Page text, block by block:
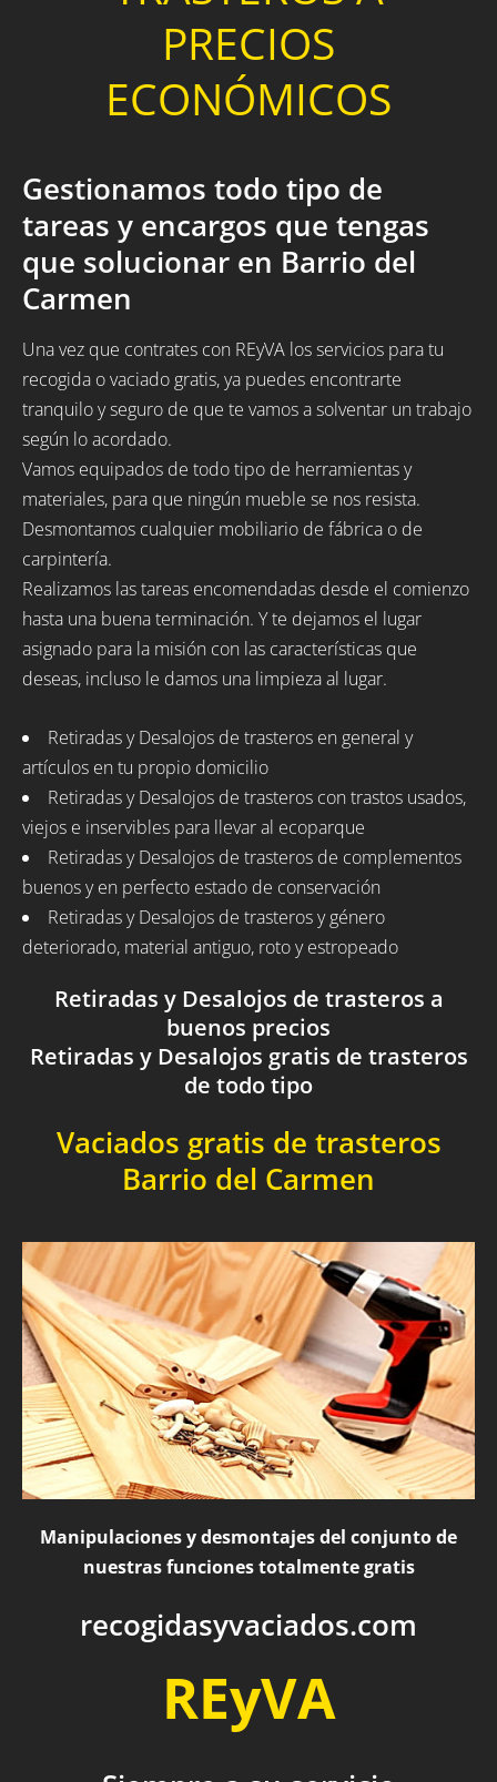
PRECIOS
ECONÓMICOS
Gestionamos todo tipo de
tareas y encargos que tengas
que solucionar en Barrio del
Carmen
Una vez que contrates con REyVA los servicios para tu
recogida o vaciado gratis, ya puedes encontrarte
tranquilo y seguro de que te vamos a solventar un trabajo
según lo acordado.
Vamos equipados de todo tipo de herramientas y
materiales, para que ningún mueble se nos resista.
Desmontamos cualquier mobiliario de fábrica o de
carpintería.
Realizamos las tareas encomendadas desde el comienzo
hasta una buena terminación. Y te dejamos el lugar
asignado para la misión con las características que
deseas, incluso le damos una limpieza al lugar.
Retiradas y Desalojos de trasteros en general y
artículos en tu propio domicilio
Retiradas y Desalojos de trasteros con trastos usados,
viejos e inservibles para llevar al ecoparque
Retiradas y Desalojos de trasteros de complementos
buenos y en perfecto estado de conservación
Retiradas y Desalojos de trasteros y género
deteriorado, material antiguo, roto y estropeado
Retiradas y Desalojos de trasteros a
buenos precios
Retiradas y Desalojos gratis de trasteros
de todo tipo
Vaciados gratis de trasteros
Barrio del Carmen
Manipulaciones y desmontajes del conjunto de
nuestras funciones totalmente gratis
recogidasyvaciados.com
REyVA